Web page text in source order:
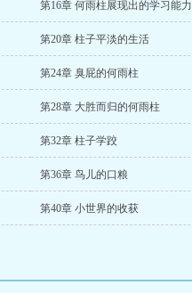
第16章 何雨柱展现出的学习能力
第20章 柱子平淡的生活
第24章 臭屁的何雨柱
第28章 大胜而归的何雨柱
第32章 柱子学跤
第36章 鸟儿的口粮
第40章 小世界的收获